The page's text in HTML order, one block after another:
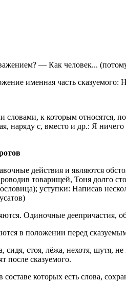
— Как человек...
именная часть
словами, к которым относятся,
наряду с, вместо и др.: Я
действия и являются
товарищей, Тоня долго
уступки: Написав
Одиночные деепричастия,
в положении перед
сидя, стоя, лёжа, нехотя,
после сказуемого.
которых есть слова,